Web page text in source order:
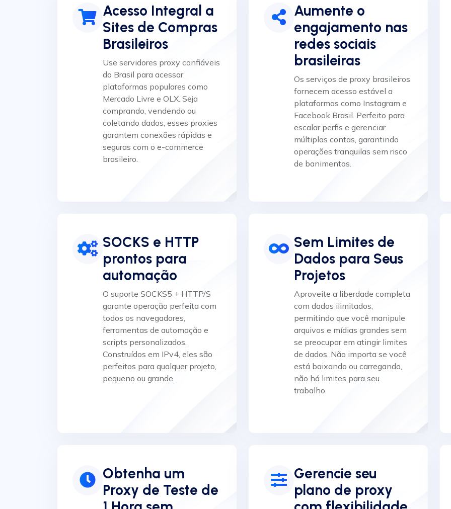
Acesso Integral a
Sites de Compras
Brasileiros
Use servidores proxy confiáveis
do Brasil para acessar
plataformas populares como
Mercado Livre e OLX. Seja
comprando, vendendo ou
coletando dados, esses proxies
garantem conexões rápidas e
seguras com o e-commerce
brasileiro.
Aumente o
engajamento nas
redes sociais
brasileiras
Os serviços de proxy brasileiros
fornecem acesso estável a
plataformas como Instagram e
Facebook Brasil. Perfeito para
escalar perfis e gerenciar
múltiplas contas, garantindo
operações tranquilas sem risco
de banimentos.
SOCKS e HTTP
prontos para
automação
O suporte SOCKS5 + HTTP/S
garante operação perfeita com
todos os navegadores,
ferramentas de automação e
scripts personalizados.
Construídos em IPv4, eles são
perfeitos para qualquer projeto,
pequeno ou grande.
Sem Limites de
Dados para Seus
Projetos
Aproveite a liberdade completa
com dados ilimitados,
permitindo que você manipule
arquivos e mídias grandes sem
se preocupar em atingir limites
de dados. Não importa se você
está baixando ou carregando,
não há limites para seu
trabalho.
Obtenha um
Proxy de Teste de
Gerencie seu
plano de proxy